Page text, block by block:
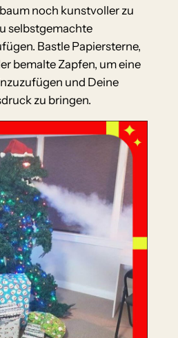
noch kunstvoller zu
selbstgemachte
Bastle Papiersterne,
bemalte Zapfen, um eine
und Deine
zu bringen.